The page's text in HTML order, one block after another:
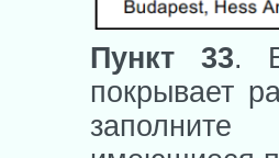
Пункт 33.
покрывает
заполните